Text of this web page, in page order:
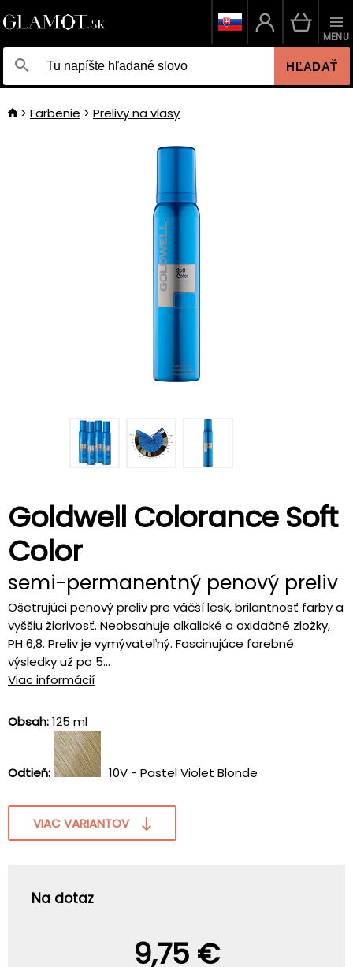
HĽADAŤ
MENU
Farbenie Prelivy na vlasy
Goldwell Colorance Soft
Color
semi-permanentný penový preliv
Ošetrujúci penový preliv pre väčší lesk, brilantnosť farby a
vyššiu žiarivosť. Neobsahuje alkalické a oxidačné zložky,
PH 6,8. Preliv je vymývateľný. Fascinujúce farebné
výsledky už po 5...
Viac informácií
Obsah:125 ml
Odtieň: 10V - Pastel Violet Blonde
VIAC VARIANTOV
Na dotaz
9,75 €